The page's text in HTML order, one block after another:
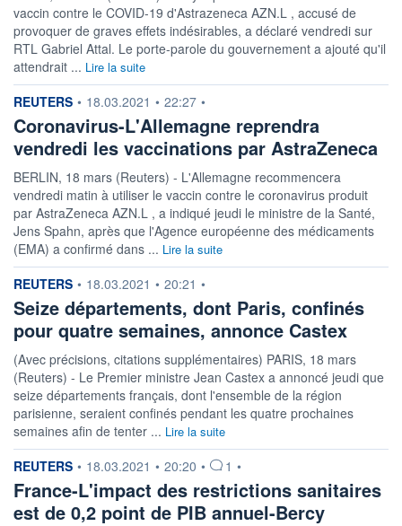
vaccin contre le COVID-19 d'Astrazeneca AZN.L , accusé de
provoquer de graves effets indésirables, a déclaré vendredi sur
RTL Gabriel Attal. Le porte-parole du gouvernement a ajouté qu'il
attendrait ... Lire la suite
information fournie par
REUTERS • 18.03.2021 • 22:27 •
Coronavirus-L'Allemagne reprendra
vendredi les vaccinations par AstraZeneca
BERLIN, 18 mars (Reuters) - L'Allemagne recommencera
vendredi matin à utiliser le vaccin contre le coronavirus produit
par AstraZeneca AZN.L , a indiqué jeudi le ministre de la Santé,
Jens Spahn, après que l'Agence européenne des médicaments
(EMA) a confirmé dans ... Lire la suite
information fournie par
REUTERS • 18.03.2021 • 20:21 •
Seize départements, dont Paris, confinés
pour quatre semaines, annonce Castex
(Avec précisions, citations supplémentaires) PARIS, 18 mars
(Reuters) - Le Premier ministre Jean Castex a annoncé jeudi que
seize départements français, dont l'ensemble de la région
parisienne, seraient confinés pendant les quatre prochaines
semaines afin de tenter ... Lire la suite
information fournie par
REUTERS • 18.03.2021 • 20:20 • 1 •
France-L'impact des restrictions sanitaires
est de 0,2 point de PIB annuel-Bercy